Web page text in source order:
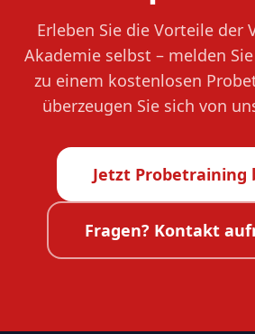
Erleben Sie die Vorteile der
Akademie selbst – melden
zu einem kostenlosen
überzeugen Sie sich von
Jetzt Probetraining
Fragen? Kontakt